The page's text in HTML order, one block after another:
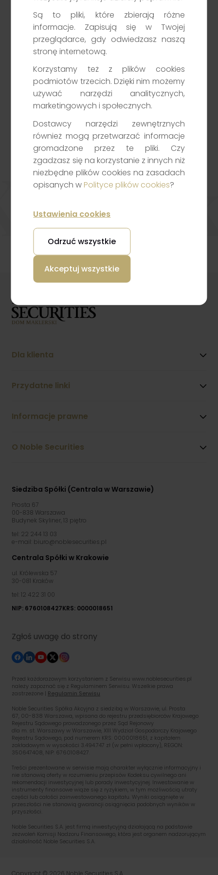
Klient TGE
towarów giełdowych. Nasze wsparcie obejmuje zarówno
doradztwo, jak i rozwiązania techniczne.
Przejdź
14.04.2025
Masz pytania dotyczące inwestowania, rachunku
maklerskiego lub naszych usług? Wypełnij formularz
– odezwiemy się jak najszybciej.
Noble Securities – porozmawiajmy o Twoich
potrzebach inwestycyjnych.
Siedziba Spółki (Centrala w Warszawie)
Prosta 67
00-838 Warszawa
Budynek Skyliner, 13 piętro
tel: 22 244 13 03
e-mail: biuro@noblesecurities.pl
Centrala Spółki w Krakowie
ul. Królewska 57
30-081 Kraków
tel: 12 422 31 00
NIP: 6760108427KRS: 0000018651
Zgłoś uwagę do strony
Dla klienta
Przydatne linki
Informacje prawne
O Noble Securities
Przed każdorazowym korzystaniem z Serwisu www.noblesecurities.pl
należy zapoznać się z Regulaminem Serwisu. Wszelkie prawa
zastrzeżone | Regulamin Serwisu
Noble Securities Spółka Akcyjna z siedzibą w Warszawie, ul. Prosta
67, 00-838 Warszawa, wpisana do rejestru przedsiębiorców Krajowego
Rejestru Sądowego prowadzonego przez Sąd Rejonowy
dla m. st. Warszawy w Warszawie, XIII Wydział Gospodarczy Krajowego
Rejestru Sądowego, pod numerem KRS: 0000018651, z kapitałem
zakładowym w wysokości 3.494.747 zł (w pełni wpłacony), REGON:
350647408, NIP: 6760108427.
Treści prezentowane w serwisie mają charakter wyłącznie informacyjny i
nie stanowią oferty w rozumieniu przepisów Kodeksu cywilnego ani
rekomendacji inwestycyjnej lub porady inwestycyjnej. Inwestowanie w
instrumenty finansowe wiąże się z ryzykiem, w tym możliwością utraty
części lub całości zainwestowanego kapitału. Wyniki osiągnięte w
przeszłości nie stanowią gwarancji osiągnięcia podobnych wyników w
przyszłości.
Noble Securities S.A. jest firmą inwestycyjną działającą na podstawie
zezwoleń Komisji Nadzoru Finansowego, która jest organem nadzorującym
działalność Noble Securities S.A.
Copyright © 2026 Noble Securities S.A.
Są to pliki, które zbierają różne
informacje. Zapisują się w Twojej
przeglądarce, gdy odwiedzasz naszą
stronę internetową.
Korzystamy też z plików cookies
podmiotów trzecich. Dzięki nim możemy
używać narzędzi analitycznych,
marketingowych i społecznych.
Dostawcy narzędzi zewnętrznych
również mogą przetwarzać informacje
gromadzone przez te pliki. Czy
zgadzasz się na korzystanie z innych niż
niezbędne plików cookies na zasadach
opisanych w Polityce plików cookies?
Ustawienia cookies
Odrzuć wszystkie
Akceptuj wszystkie